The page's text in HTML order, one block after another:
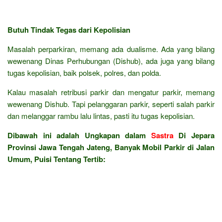
Butuh Tindak Tegas dari Kepolisian
Masalah perparkiran, memang ada dualisme. Ada yang bilang
wewenang Dinas Perhubungan (Dishub), ada juga yang bilang
tugas kepolisian, baik polsek, polres, dan polda.
Kalau masalah retribusi parkir dan mengatur parkir, memang
wewenang Dishub. Tapi pelanggaran parkir, seperti salah parkir
dan melanggar rambu lalu lintas, pasti itu tugas kepolisian.
Dibawah ini adalah Ungkapan dalam SastraDi Jepara
Provinsi Jawa Tengah Jateng, Banyak Mobil Parkir di Jalan
Umum, Puisi Tentang Tertib: